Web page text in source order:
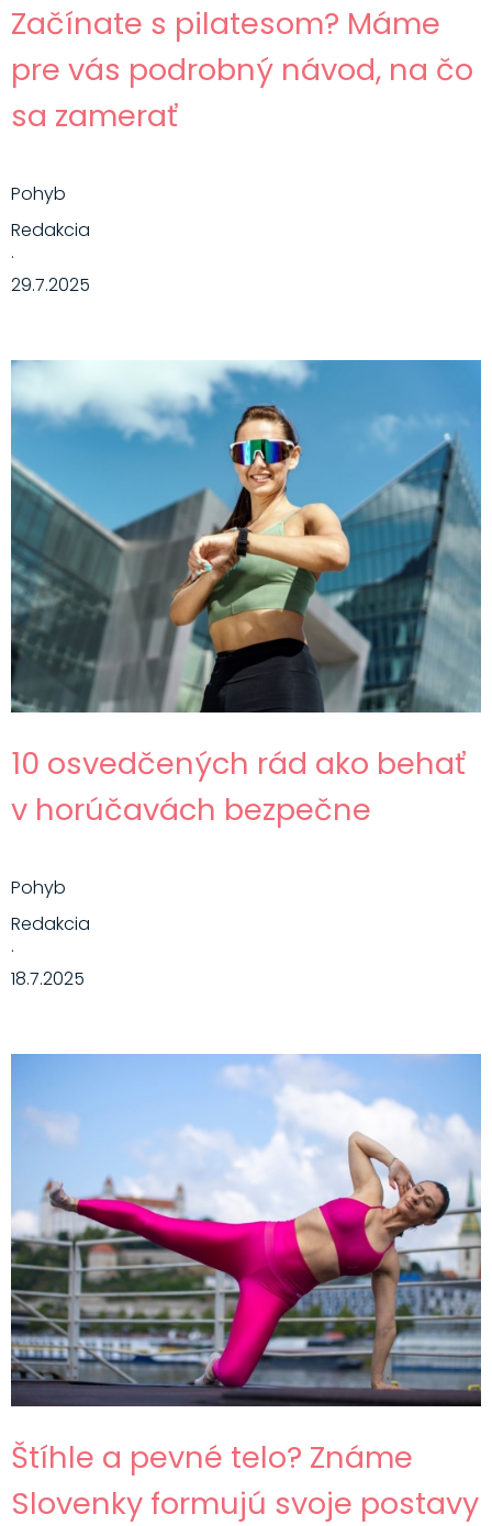
Začínate s pilatesom? Máme
pre vás podrobný návod, na čo
sa zamerať
Pohyb
Redakcia
·
29.7.2025
10 osvedčených rád ako behať
v horúčavách bezpečne
Pohyb
Redakcia
·
18.7.2025
Štíhle a pevné telo? Známe
Slovenky formujú svoje postavy